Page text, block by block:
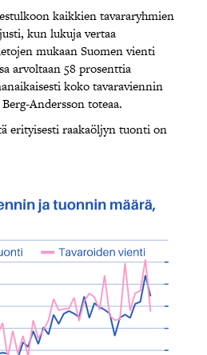
kaikkien tavararyhmien
kun lukuja vertaa
mukaan Suomen vienti
arvoltaan 58 prosenttia
koko tavaraviennin
Andersson toteaa.
erityisesti raakaöljyn tuonti on